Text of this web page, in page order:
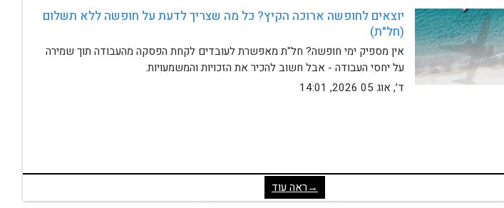
ד׳, אוג 05 2026, 14:01
(חל"ת)
אין מספיק ימי חופשה? חל"ת מאפשרת לעובדים לקחת הפסקה מהעבודה תוך שמירה
על יחסי העבודה - אבל חשוב להכיר את הזכויות והמשמעויות.
→ראה עוד